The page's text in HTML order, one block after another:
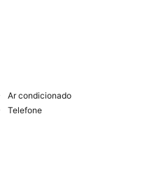
Ar condicionado
Telefone